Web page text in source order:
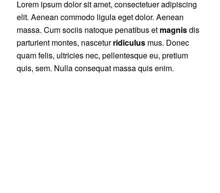
Lorem ipsum dolor sit amet, consectetuer adipiscing
elit. Aenean commodo ligula eget dolor. Aenean
massa. Cum sociis natoque penatibus et magnisdis
parturient montes, nasceturridiculusmus. Donec
quam felis, ultricies nec, pellentesque eu, pretium
quis, sem. Nulla consequat massa quis enim.